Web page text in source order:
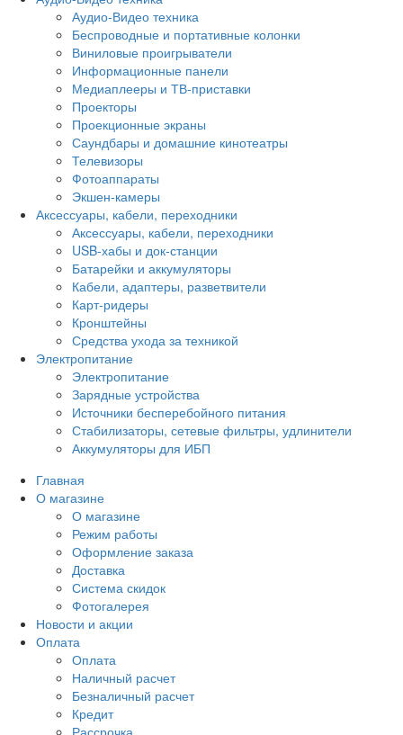
Аудио-Видео техника
Беспроводные и портативные колонки
Виниловые проигрыватели
Информационные панели
Медиаплееры и ТВ-приставки
Проекторы
Проекционные экраны
Саундбары и домашние кинотеатры
Телевизоры
Фотоаппараты
Экшен-камеры
Аксессуары, кабели, переходники
Аксессуары, кабели, переходники
USB-хабы и док-станции
Батарейки и аккумуляторы
Кабели, адаптеры, разветвители
Карт-ридеры
Кронштейны
Средства ухода за техникой
Электропитание
Электропитание
Зарядные устройства
Источники бесперебойного питания
Стабилизаторы, сетевые фильтры, удлинители
Аккумуляторы для ИБП
Главная
О магазине
О магазине
Режим работы
Оформление заказа
Доставка
Система скидок
Фотогалерея
Новости и акции
Оплата
Оплата
Наличный расчет
Безналичный расчет
Кредит
Рассрочка